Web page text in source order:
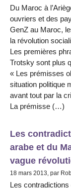
Du Maroc à
ouvriers et des
GenZ au Maroc,
la révolution
Les premières
Trotsky sont plus
« Les prémisses
situation politique
avant tout par la
La prémisse (…)
Les
arabe et du
vague
18 mars 2013, par
Les